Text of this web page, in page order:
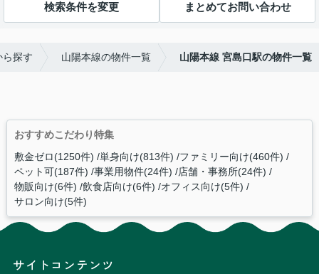
検索条件を変更 まとめてお問い合わせ
ら探す 山陽本線の物件一覧 山陽本線 宮島口駅の物件一覧
おすすめこだわり特集
敷金ゼロ(1250件) 単身向け(813件) ファミリー向け(460件)
ペット可(187件) 事業用物件(24件) 店舗・事務所(24件)
物販向け(6件) 飲食店向け(6件) オフィス向け(5件)
サロン向け(5件)
サイトコンテンツ